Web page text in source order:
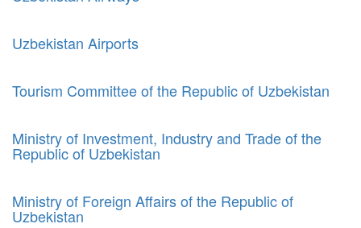
Uzbekistan Airports
Tourism Committee of the Republic of Uzbekistan
Ministry of Investment, Industry and Trade of the
Republic of Uzbekistan
Ministry of Foreign Affairs of the Republic of
Uzbekistan